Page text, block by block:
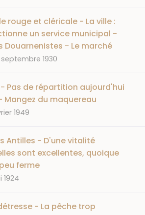
rouge et cléricale - La ville :
un service municipal -
Douarnenistes - Le marché
septembre 1930
Pas de répartition aujourd'hui
Mangez du maquereau
1949
Antilles - D'une vitalité
sont excellentes, quoique
ferme
1924
- La pêche trop